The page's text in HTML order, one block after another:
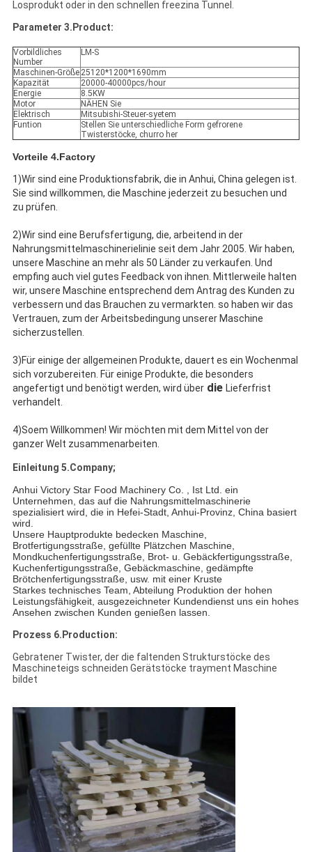
Losprodukt oder in den schnellen freezina Tunnel.
Parameter 3.Product:
Vorbildliches
Number
LM-S
Maschinen-Größe 25120*1200*1690mm
Kapazität
20000-40000pcs/hour
Energie
8.5KW
Motor
NÄHEN Sie
Elektrisch
Mitsubishi-Steuer-syetem
Funtion
Stellen Sie unterschiedliche Form gefrorene
Twisterstöcke, churro her
Vorteile 4.Factory
1)Wir sind eine Produktionsfabrik, die in Anhui, China gelegen ist.
Sie sind willkommen, die Maschine jederzeit zu besuchen und
zu prüfen.
2)Wir sind eine Berufsfertigung, die, arbeitend in der
Nahrungsmittelmaschinerielinie seit dem Jahr 2005. Wir haben,
unsere Maschine an mehr als 50 Länder zu verkaufen. Und
empfing auch viel gutes Feedback von ihnen. Mittlerweile halten
wir, unsere Maschine entsprechend dem Antrag des Kunden zu
verbessern und das Brauchen zu vermarkten. so haben wir das
Vertrauen, zum der Arbeitsbedingung unserer Maschine
sicherzustellen.
3)Für einige der allgemeinen Produkte, dauert es ein Wochenmal
sich vorzubereiten. Für einige Produkte, die besonders
angefertigt und benötigt werden, wird überdie Lieferfrist
verhandelt.
4)Soem Willkommen! Wir möchten mit dem Mittel von der
ganzer Welt zusammenarbeiten.
Einleitung 5.Company;
Anhui Victory Star Food Machinery Co. , Ist Ltd. ein
Unternehmen, das auf die Nahrungsmittelmaschinerie
spezialisiert wird, die in Hefei-Stadt, Anhui-Provinz, China basiert
wird.
Unsere Hauptprodukte bedecken Maschine,
Brotfertigungsstraße, gefüllte Plätzchen Maschine,
Mondkuchenfertigungsstraße, Brot- u. Gebäckfertigungsstraße,
Kuchenfertigungsstraße, Gebäckmaschine, gedämpfte
Brötchenfertigungsstraße, usw. mit einer Kruste
Starkes technisches Team, Abteilung Produktion der hohen
Leistungsfähigkeit, ausgezeichneter Kundendienst uns ein hohes
Ansehen zwischen Kunden genießen lassen.
Prozess 6.Production:
Gebratener Twister, der die faltenden Strukturstöcke des
Maschineteigs schneiden Gerätstöcke trayment Maschine
bildet